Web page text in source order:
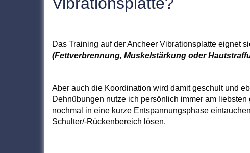
Das Training auf der Ancheer Vibrationsplatte eignet
(Fettverbrennung, Muskelstärkung oder
Aber auch die Koordination wird damit geschult und
Dehnübungen nutze ich persönlich immer am
nochmal in eine kurze Entspannungsphase
Schulter/-Rückenbereich lösen.